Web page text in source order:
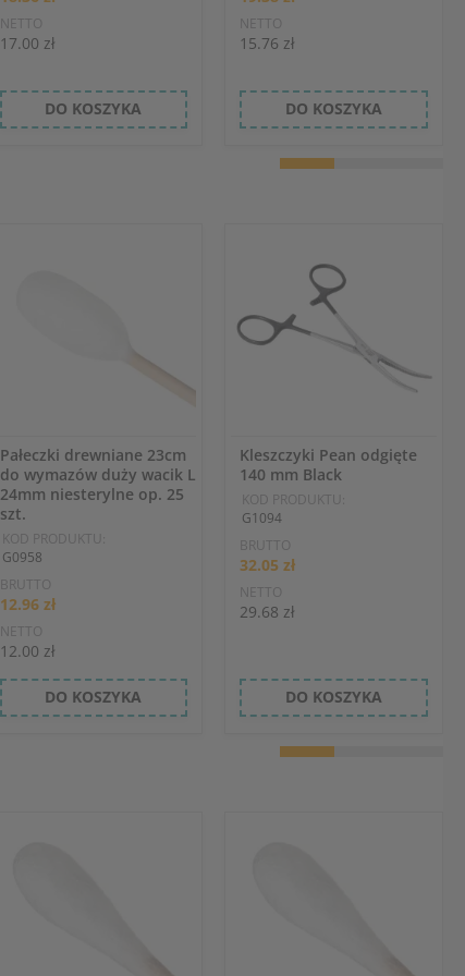
NETTO
17.00 zł
DO KOSZYKA
NETTO
15.76 zł
DO KOSZYKA
Pałeczki drewniane 23cm
do wymazów duży wacik L
24mm niesterylne op. 25
szt.
KOD PRODUKTU:
G0958
BRUTTO
12.96 zł
NETTO
12.00 zł
DO KOSZYKA
Kleszczyki Pean odgięte
140 mm Black
KOD PRODUKTU:
G1094
BRUTTO
32.05 zł
NETTO
29.68 zł
DO KOSZYKA